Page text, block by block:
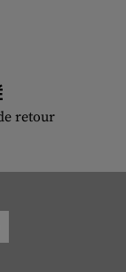
retour